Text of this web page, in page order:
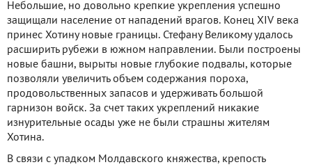
Небольшие, но довольно крепкие укрепления успешно
защищали население от нападений врагов. Конец XIV века
принес Хотину новые границы. Стефану Великому удалось
расширить рубежи в южном направлении. Были построены
новые башни, вырыты новые глубокие подвалы, которые
позволяли увеличить объем содержания пороха,
продовольственных запасов и удерживать большой
гарнизон войск. За счет таких укреплений никакие
изнурительные осады уже не были страшны жителям
Хотина.
В связи с упадком Молдавского княжества, крепость